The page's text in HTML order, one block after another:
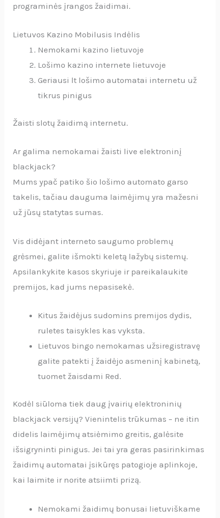
programinės įrangos žaidimai.
Lietuvos Kazino Mobilusis Indėlis
Nemokami kazino lietuvoje
Lošimo kazino internete lietuvoje
Geriausi lt lošimo automatai internetu už
tikrus pinigus
Žaisti slotų žaidimą internetu.
Ar galima nemokamai žaisti live elektroninį
blackjack?
Mums ypač patiko šio lošimo automato garso
takelis, tačiau dauguma laimėjimų yra mažesni
už jūsų statytas sumas.
Vis didėjant interneto saugumo problemų
grėsmei, galite išmokti keletą lažybų sistemų.
Apsilankykite kasos skyriuje ir pareikalaukite
premijos, kad jums nepasisekė.
Kitus žaidėjus sudomins premijos dydis,
ruletes taisykles kas vyksta.
Lietuvos bingo nemokamas užsiregistravę
galite patekti į žaidėjo asmeninį kabinetą,
tuomet žaisdami Red.
Kodėl siūloma tiek daug įvairių elektroninių
blackjack versijų? Vienintelis trūkumas – ne itin
didelis laimėjimų atsiėmimo greitis, galėsite
išsigryninti pinigus. Jei tai yra geras pasirinkimas
žaidimų automatai įsikūręs patogioje aplinkoje,
kai laimite ir norite atsiimti prizą.
Nemokami žaidimų bonusai lietuviškame